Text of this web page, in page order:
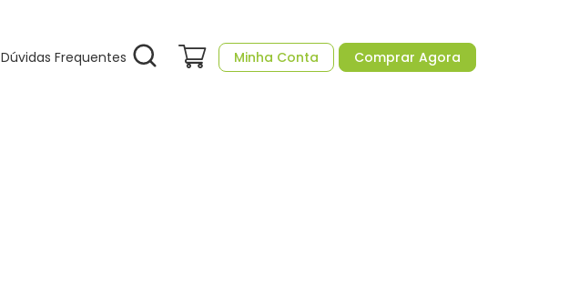
Dúvidas Frequentes Minha Conta Comprar Agora